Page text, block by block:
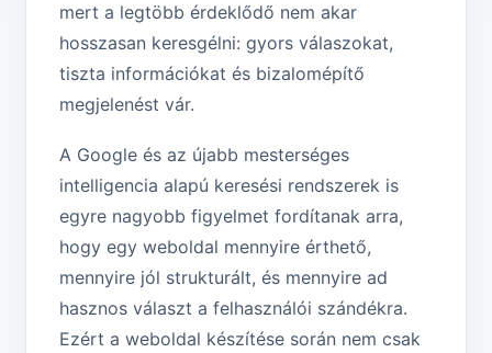
mert a legtöbb érdeklődő nem akar
hosszasan keresgélni: gyors válaszokat,
tiszta információkat és bizalomépítő
megjelenést vár.
A Google és az újabb mesterséges
intelligencia alapú keresési rendszerek is
egyre nagyobb figyelmet fordítanak arra,
hogy egy weboldal mennyire érthető,
mennyire jól strukturált, és mennyire ad
hasznos választ a felhasználói szándékra.
Ezért a weboldal készítése során nem csak